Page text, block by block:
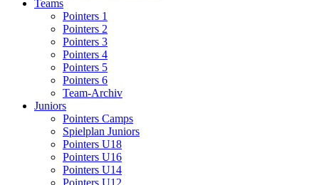
Teams
Pointers 1
Pointers 2
Pointers 3
Pointers 4
Pointers 5
Pointers 6
Team-Archiv
Juniors
Pointers Camps
Spielplan Juniors
Pointers U18
Pointers U16
Pointers U14
Pointers U12